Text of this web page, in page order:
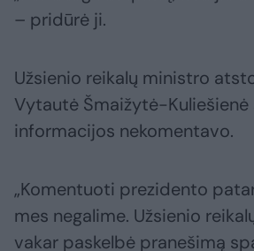
– pridūrė ji.
Užsienio reikalų ministro
Vytautė Šmaižytė-Kuliešienė
informacijos nekomentavo.
„Komentuoti prezidento
mes negalime. Užsienio
vakar paskelbė pranešimą